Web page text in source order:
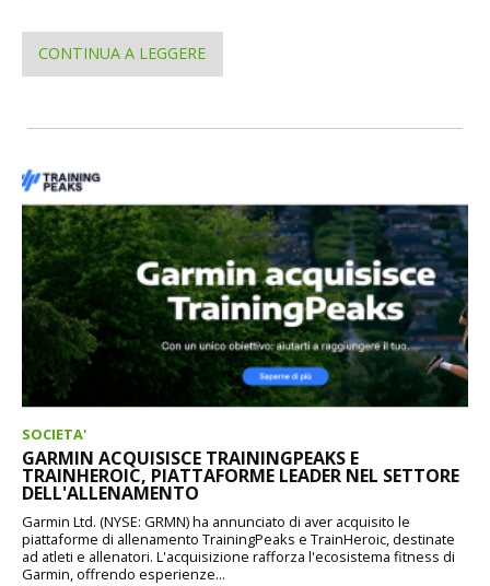
CONTINUA A LEGGERE
SOCIETA'
GARMIN ACQUISISCE TRAININGPEAKS E
TRAINHEROIC, PIATTAFORME LEADER NEL SETTORE
DELL'ALLENAMENTO
Garmin Ltd. (NYSE: GRMN) ha annunciato di aver acquisito le
piattaforme di allenamento TrainingPeaks e TrainHeroic, destinate
ad atleti e allenatori. L'acquisizione rafforza l'ecosistema fitness di
Garmin, offrendo esperienze...